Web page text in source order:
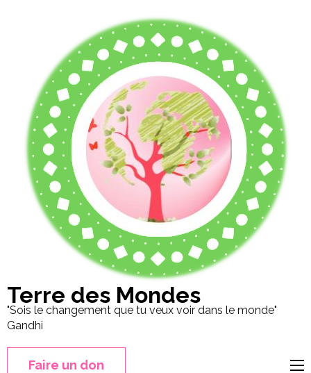
Terre des Mondes
"Sois le changement que tu veux voir dans le monde"
Gandhi
Faire un don